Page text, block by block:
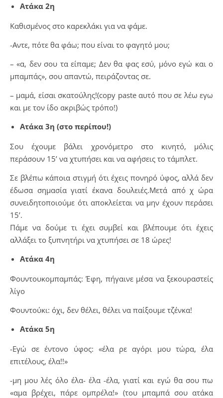
Ατάκα 2η
Καθισμένος στο καρεκλάκι για να φάμε.
-Aντε, πότε θα φάω; που είναι το φαγητό μου;
– «α, δεν σου τα είπαμε; Δεν θα φας εσύ, μόνο εγώ και ο
μπαμπάς», σου απαντώ, πειράζοντας σε.
– μαμά, είσαι σκατούλης!(copy paste αυτό που σε λέω εγω
και με τον ίδο ακριβώς τρόπο!)
Ατάκα 3η (στο περίπου!)
Σου έχουμε βάλει χρονόμετρο στο κινητό, μόλις
περάσουν 15’ να χτυπήσει και να αφήσεις το τάμπλετ.
Σε βλέπω κάποια στιγμή ότι έχεις πονηρό ύφος, αλλά δεν
έδωσα σημασία γιατί έκανα δουλειές.Μετά από χ ώρα
συνειδητοποιούμε ότι αποκλείεται να μην έχουν περάσει
15’.
Πάμε να δούμε τι έχει συμβεί και βλέπουμε ότι έχεις
αλλάξει το ξυπνητήρι να χτυπήσει σε 18 ώρες!
Ατάκα 4η
Φουντουκομπαμπάς: Έφη, πήγαινε μέσα να ξεκουραστείς
λίγο
Φουντούκι: όχι, δεν θέλει, θέλει να παίξουμε τζένκα!
Ατάκα 5η
-Εγώ σε έντονο ύφος: «έλα ρε αγόρι μου τώρα, έλα
επιτέλους, έλα!!»
-μη μου λές όλο έλα- έλα -έλα, γιατί και εγώ θα σου πω
«αμα βρέχει, πάρε ομπρέλα!» (του μπαμπά σου ατάκα